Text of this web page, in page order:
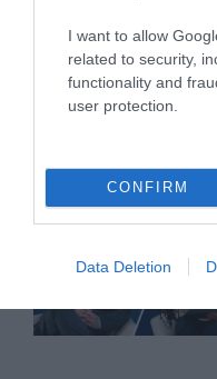
I want to allow
related to security,
functionality and
user protection.
CONFIRM
Data Deletion